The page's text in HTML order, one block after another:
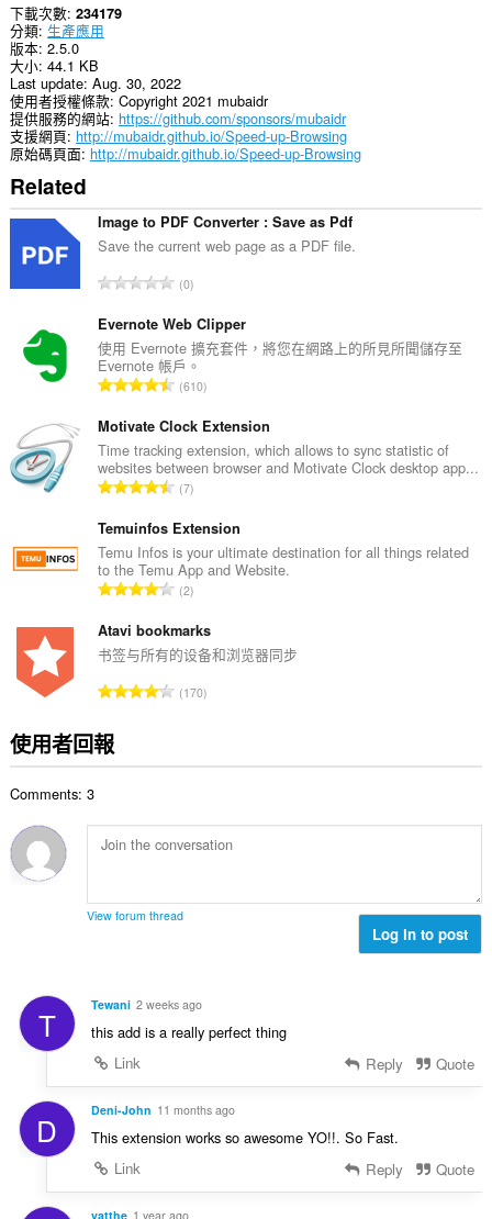
下載次數 234179
分類 生產應用
版本 2.5.0
大小 44.1 KB
Last update Aug. 30, 2022
使用者授權條款 Copyright 2021 mubaidr
提供服務的網站 https://github.com/sponsors/mubaidr
支援網頁 http://mubaidr.github.io/Speed-up-Browsing
原始碼頁面 http://mubaidr.github.io/Speed-up-Browsing
Related
Image to PDF Converter : Save as Pdf
Save the current web page as a PDF file.
評
的
總
次
數
0
Evernote Web Clipper
使用 Evernote 擴充套件，將您在網路上的所見所聞儲存至
Evernote 帳戶。
評
的
總
次
數
610
Motivate Clock Extension
Time tracking extension, which allows to sync statistic of
websites between browser and Motivate Clock desktop app...
評
的
總
次
數
7
Temuinfos Extension
Temu Infos is your ultimate destination for all things related
to the Temu App and Website.
評
的
總
數
2
Atavi bookmarks
书签与所有的设备和浏览器同步
評
:
170
使用者回報
Comments: 3
View forum thread
Log in to post
T Tewani 2 weeks ago
this add is a really perfect thing
Link
Reply Quote
D Deni-John 11 months ago
This extension works so awesome YO!!. So Fast.
Link
Reply Quote
yatthe 1 year ago